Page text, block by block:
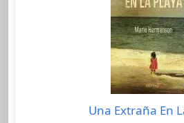
Una Extraña En